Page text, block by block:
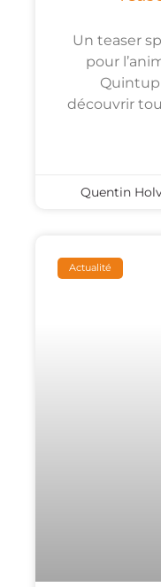
Un teaser
pour
découvrir
Quentin
Actualité